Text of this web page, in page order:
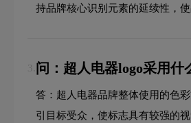
持品牌核心识别元素的延续性，
3. 问：超人电器logo采用什
答：超人电器品牌整体使用的色
引目标受众，使标志具有较强的视